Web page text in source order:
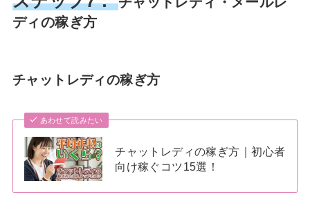
ディの稼ぎ方
チャットレディの稼ぎ方
あわせて読みたい
チャットレディの稼ぎ方｜初心者
向け稼ぐコツ15選！